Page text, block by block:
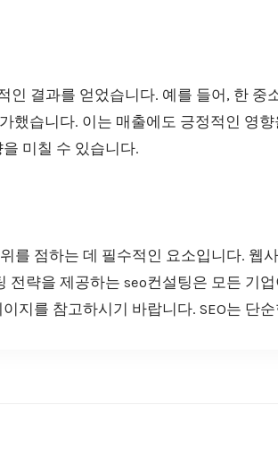
인 결과를 얻었습니다. 예를 들어, 한 중
했습니다. 이는 매출에도 긍정적인 영
미칠 수 있습니다.
를 점하는 데 필수적인 요소입니다. 웹
전략을 제공하는 seo컨설팅은 모든 기
이지를 참고하시기 바랍니다. SEO는 단